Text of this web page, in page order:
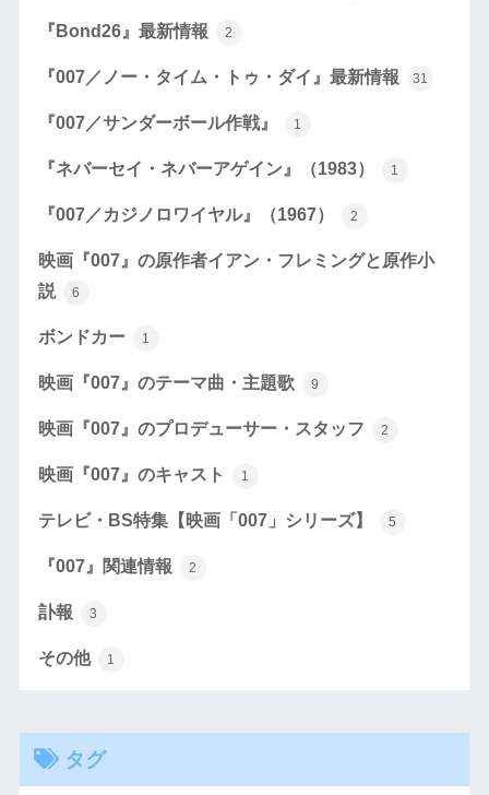
『Bond26』最新情報 2
『007／ノー・タイム・トゥ・ダイ』最新情報 31
『007／サンダーボール作戦』 1
『ネバーセイ・ネバーアゲイン』（1983） 1
『007／カジノロワイヤル』（1967） 2
映画『007』の原作者イアン・フレミングと原作小
説
6
ボンドカー 1
映画『007』のテーマ曲・主題歌 9
映画『007』のプロデューサー・スタッフ 2
映画『007』のキャスト 1
テレビ・BS特集【映画「007」シリーズ】 5
『007』関連情報 2
訃報 3
その他 1
タグ